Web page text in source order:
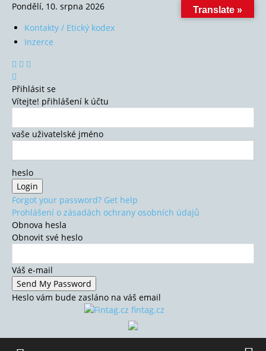
Pondělí, 10. srpna 2026
Kontakty / Etický kodex
Inzerce
Přihlásit se
Vítejte! přihlášení k účtu
vaše uživatelské jméno
heslo
Forgot your password? Get help
Prohlášení o zásadách ochrany osobních údajů
Obnova hesla
Obnovit své heslo
Váš e-mail
Heslo vám bude zasláno na váš email
fintag.cz
Translate »